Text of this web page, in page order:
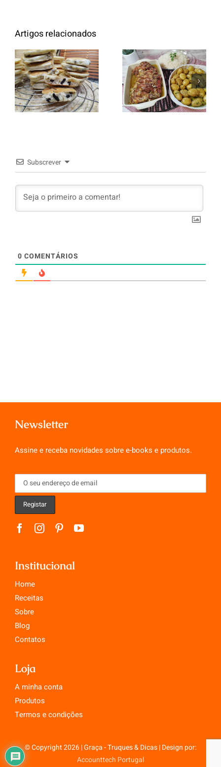
Artigos relacionados
Panquecas
com Oreo
Entrecosto
italiano c/
batata a
murro e
Subscrever
0 COMENTÁRIOS
Newsletter
Assine e receba novidades sobre e-books e produtos.
Institucional
Home
Receitas
Sobre
Blog
Contatos
Loja
A minha conta
Produtos
Termos e condições
© Copyright 2026 | Graça - Truques & Dicas | Design por:
Accounttech Portugal